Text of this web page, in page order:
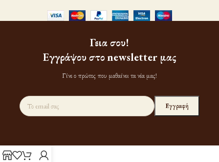
Γεια σου!
Εγγράψου στο newsletter μας
Γίνε ο πρώτος που μαθαίνει τα νέα μας!